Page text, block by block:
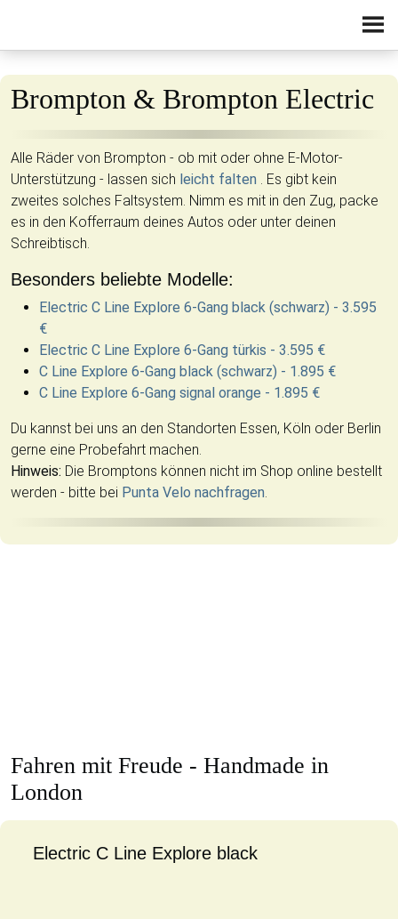
Brompton & Brompton Electric
Alle Räder von Brompton - ob mit oder ohne E-Motor-
Unterstützung - lassen sich leicht falten . Es gibt kein
zweites solches Faltsystem. Nimm es mit in den Zug, packe
es in den Kofferraum deines Autos oder unter deinen
Schreibtisch.
Besonders beliebte Modelle:
Electric C Line Explore 6-Gang black (schwarz) - 3.595
€
Electric C Line Explore 6-Gang türkis - 3.595 €
C Line Explore 6-Gang black (schwarz) - 1.895 €
C Line Explore 6-Gang signal orange - 1.895 €
Du kannst bei uns an den Standorten Essen, Köln oder Berlin
gerne eine Probefahrt machen.
Hinweis: Die Bromptons können nicht im Shop online bestellt
werden - bitte bei Punta Velo nachfragen.
Fahren mit Freude - Handmade in
London
Electric C Line Explore black